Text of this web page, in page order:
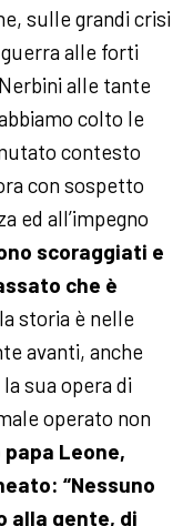
sulle grandi crisi
alle forti
alle tante
colto le
contesto
con sospetto
ed all’impegno
scoraggiati e
che è
storia è nelle
avanti, anche
sua opera di
operato non
Leone,
“Nessuno
alla gente, di